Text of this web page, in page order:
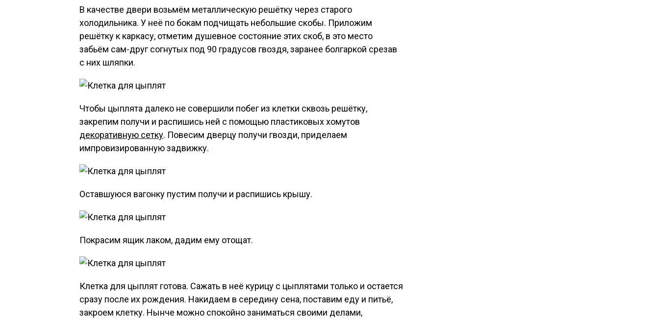
В качестве двери возьмём металлическую решётку через старого
холодильника. У неё по бокам подчищать небольшие скобы. Приложим
решётку к каркасу, отметим душевное состояние этих скоб, в это место
забьём сам-друг согнутых под 90 градусов гвоздя, заранее болгаркой срезав
с них шляпки.
Чтобы цыплята далеко не совершили побег из клетки сквозь решётку,
закрепим получи и распишись ней с помощью пластиковых хомутов
декоративную сетку. Повесим дверцу получи гвозди, приделаем
импровизированную задвижку.
Оставшуюся вагонку пустим получи и распишись крышу.
Покрасим ящик лаком, дадим ему отощат.
Клетка для цыплят готова. Сажать в неё курицу с цыплятами только и остается
сразу после их рождения. Накидаем в середину сена, поставим еду и питьё,
закроем клетку. Нынче можно спокойно заниматься своими делами,